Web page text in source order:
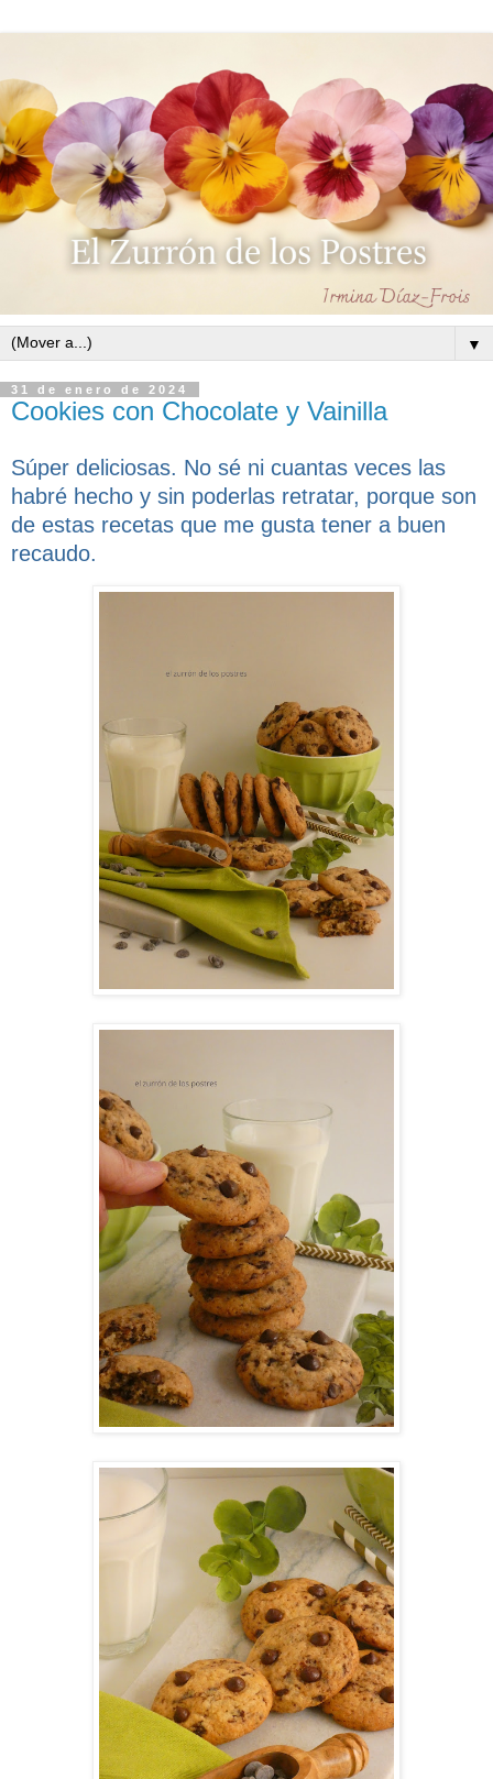
▼
31 de enero de 2024
Cookies con Chocolate y Vainilla
Súper deliciosas. No sé ni cuantas veces las
habré hecho y sin poderlas retratar, porque son
de estas recetas que me gusta tener a buen
recaudo.